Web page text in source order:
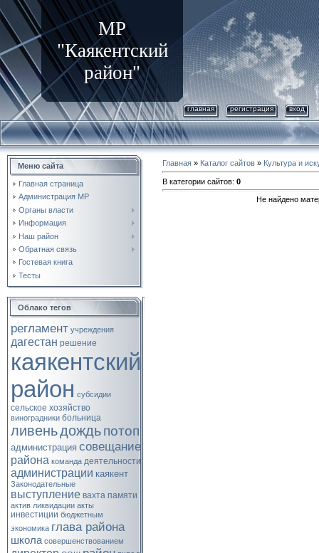
МР
"Каякентский
район"
главная регистрация вход
Меню сайта
Главная страница
Администрация МР
Органы власти
Информация
Наш район
Обратная связь
Гостевая книга
Тесты
Облако тегов
регламент учреждения
дагестан решение
каякентский
район субсидии
сельское хозяйство
виноградники больница
ливеньдождьпотоп
администрация совещание
района команда деятельности
администрации каякент
Законодательные
выступление вахта памяти
актив ликвидации акты
инвестиции бюджетным
экономика глава района
школа совершенствованием
Главная » Каталог сайтов » Культура и
В категории сайтов: 0
Не найдено